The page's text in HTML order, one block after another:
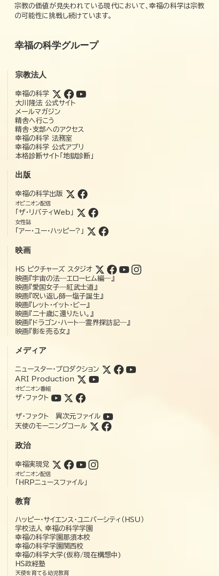
宗教の価値が見失われている現代において、幸福の科学は宗教
の可能性に挑戦し続けています。
幸福の科学グループ
宗教法人
幸福の科学
大川隆法 公式サイト
メールマガジン
精舎へ行こう
精舎・支部へのアクセス
幸福の科学 法務室
幸福の科学 公式アプリ
本格診断サイト「地獄診断」
出版
幸福の科学出版
オピニオン配信
「ザ・リバティWeb」
女性誌
「アー・ユー・ハッピー?」
映画
HS ピクチャーズ スタジオ
映画『宇宙の法―エローヒム編―』
映画『愛国女子―紅武士道』
映画『呪い返し師—塩子誕生』
映画『レット・イット・ビー』
映画『二十歳に還りたい。』
映画『ドラゴン・ハート―霊界探訪記―』
映画『影を売る女』
メディア
ニュースター・プロダクション
ARI Production
オピニオン番組
ザ・ファクト
ザ・ファクト 異次元ファイル
天使のモーニングコール
政治
幸福実現党
オピニオン配信
「HRPニュースファイル」
教育
ハッピー・サイエンス・ユニバーシティ（HSU）
学校法人 幸福の科学学園
幸福の科学学園那須本校
幸福の科学学園関西校
幸福の科学大学(仮称/現在構想中)
HS政経塾
天使を育てる幼児教育